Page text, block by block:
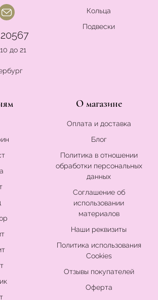
до 21
Кольца
Подвески
О магазине
Оплата и доставка
Блог
Политика в отношении
обработки персональных
данных
Соглашение об
использовании
материалов
Наши реквизиты
Политика использования
Cookies
Отзывы покупателей
Оферта